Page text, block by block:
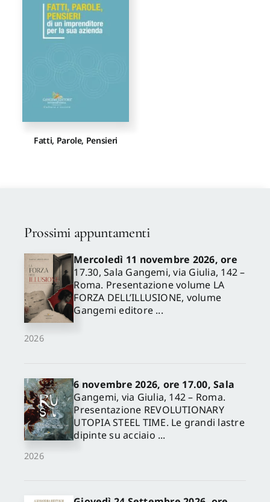
Proposte di pubblicazione
Newsletter
Fatti, Parole, Pensieri
Prossimi appuntamenti
2026
Mercoledì 11 novembre 2026, ore
17.30, Sala Gangemi, via Giulia, 142 –
Roma. Presentazione volume LA
FORZA DELL’ILLUSIONE, volume
Gangemi editore ...
2026
6 novembre 2026, ore 17.00, Sala
Gangemi, via Giulia, 142 – Roma.
Presentazione REVOLUTIONARY
UTOPIA STEEL TIME. Le grandi lastre
dipinte su acciaio ...